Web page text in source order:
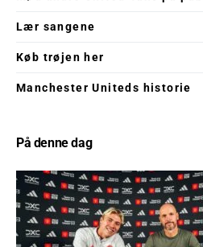
Lær sangene
Køb trøjen her
Manchester Uniteds historie
På denne dag